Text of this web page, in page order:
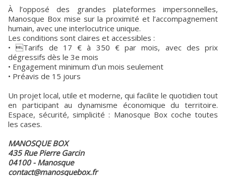
À l’opposé des grandes plateformes impersonnelles,
Manosque Box mise sur la proximité et l’accompagnement
humain, avec une interlocutrice unique.
Les conditions sont claires et accessibles :
• Tarifs de 17 € à 350 € par mois, avec des prix
dégressifs dès le 3e mois
• Engagement minimum d’un mois seulement
• Préavis de 15 jours
Un projet local, utile et moderne, qui facilite le quotidien tout
en participant au dynamisme économique du territoire.
Espace, sécurité, simplicité : Manosque Box coche toutes
les cases.
MANOSQUE BOX
435 Rue Pierre Garcin
04100 - Manosque
contact@manosquebox.fr